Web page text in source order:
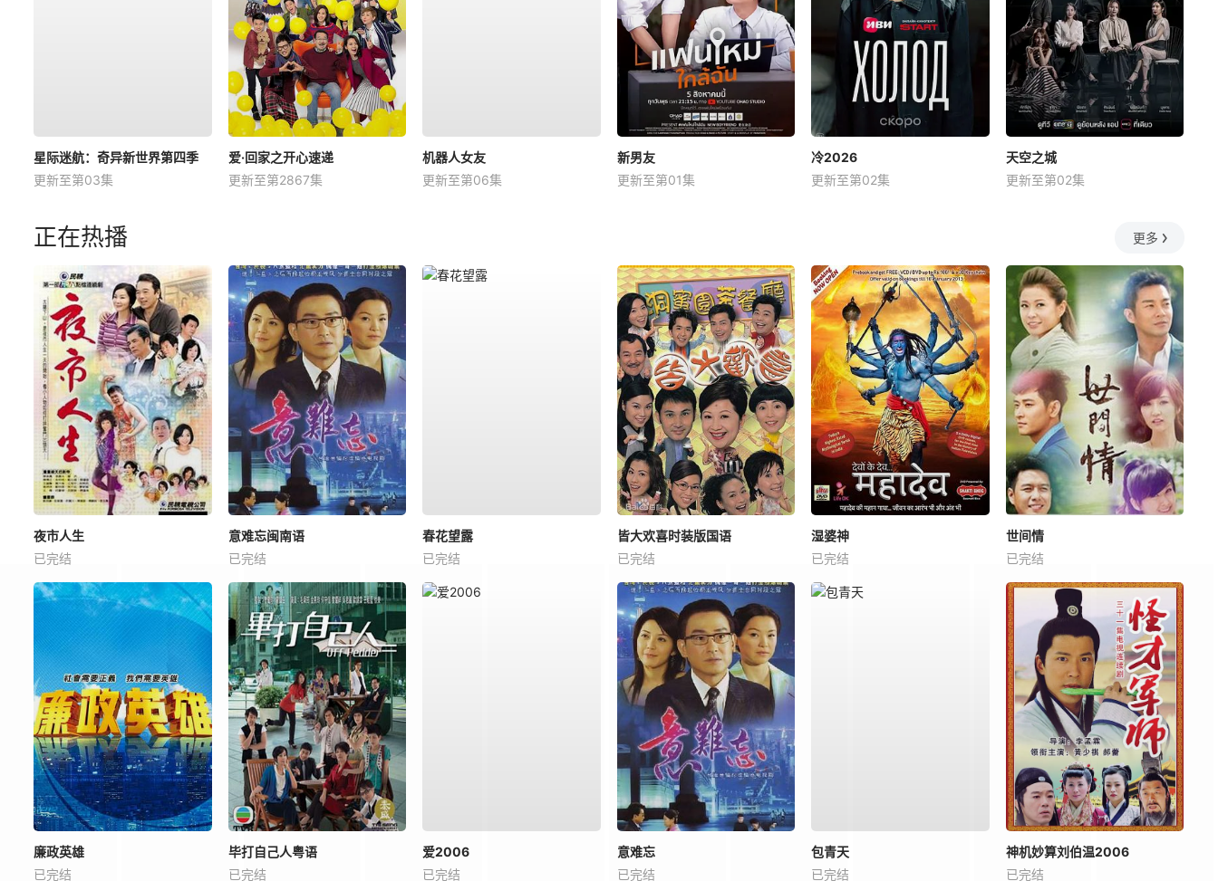
星际迷航：奇异新世界第四季
更新至第03集
爱·回家之开心速递
更新至第2867集
机器人女友
更新至第06集
新男友
更新至第01集
冷2026
更新至第02集
天空之城
更新至第02集
正在热播 更多
夜市人生
已完结
意难忘闽南语
已完结
春花望露
已完结
皆大欢喜时装版国语
已完结
湿婆神
已完结
世间情
已完结
廉政英雄
已完结
毕打自己人粤语
已完结
爱2006
已完结
意难忘
已完结
包青天
已完结
神机妙算刘伯温2006
已完结